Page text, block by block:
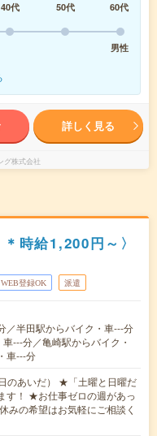
40代 50代
60代
男性
詳しく見る
グ株式会社
時給1,200円～〉
WEB登録OK 派遣
／半田駅からバイク・車---分
---分／亀崎駅からバイク・
車---分
のあいだ） ★「土曜と日曜だ
す！ ★お仕事ゼロの週があっ
みの希望はお気軽にご相談く